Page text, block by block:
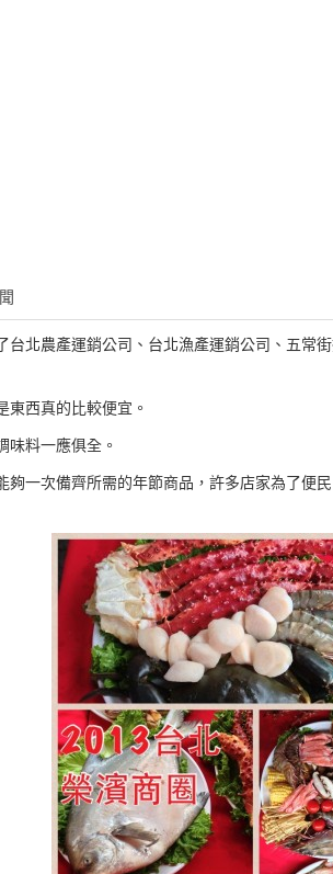
北農產運銷公司、台北漁產運銷公司、五常
西真的比較便宜。
味料一應俱全。
一次備齊所需的年節商品，許多店家為了便